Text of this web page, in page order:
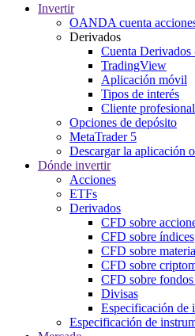
Invertir
OANDA cuenta
Derivados
Cuenta Derivados
TradingView
Aplicación móvil
Tipos de interés
Cliente profesional
Opciones de depósito
MetaTrader 5
Descargar la aplicación
Dónde invertir
Acciones
ETFs
Derivados
CFD sobre
CFD sobre índices
CFD sobre
CFD sobre
CFD sobre
Divisas
Especificación de
Especificación de